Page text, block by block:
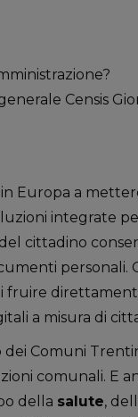
Censis
Europa a
integrate
cittadino
personali.
fruire
a misura di
dei Comuni
comunali. E
della salute,